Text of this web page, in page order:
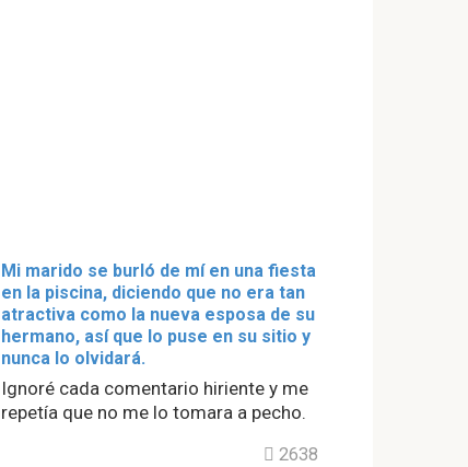
Mi marido se burló de mí en una fiesta
en la piscina, diciendo que no era tan
atractiva como la nueva esposa de su
hermano, así que lo puse en su sitio y
nunca lo olvidará.
Ignoré cada comentario hiriente y me
repetía que no me lo tomara a pecho.
2638